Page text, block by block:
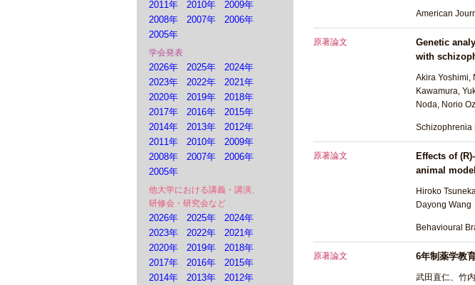
2011年
2010年
2009年
2008年
2007年
2006年
2005年
学会発表
2026年 2025年
2024年
2023年
2022年
2021年
2020年
2019年
2018年
2017年
2016年
2015年
2014年
2013年
2012年
2011年
2010年
2009年
2008年
2007年
2006年
2005年
他大学における講義・講演、
研修会・研究会など
2026年 2025年
2024年
2023年
2022年
2021年
2020年
2019年
2018年
2017年
2016年
2015年
2014年
2013年
2012年
American
原著論文
Genetic
with
Akira Yoshimi,
Kawamura,
Noda, Norio
Schizophrenia
原著論文
Effects of
animal
Hiroko
Dayong Wang
Behavioural
原著論文 6年制薬学教
武田直仁、竹